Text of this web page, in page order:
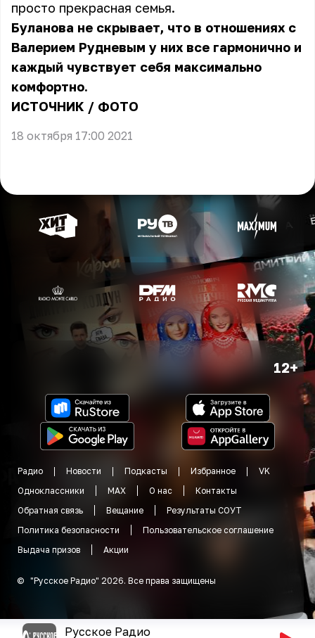
просто прекрасная семья.
Буланова не скрывает, что в отношениях с
Валерием Рудневым у них все гармонично и
каждый чувствует себя максимально
комфортно.
ИСТОЧНИК / ФОТО
18 октября 17:00 2021
12+
Радио Новости Подкасты Избранное
VK
Одноклассники
MAX О нас
Контакты
Обратная связь
Вещание
Результаты СОУТ
Политика безопасности
Пользовательское соглашение
Выдача призов
Акции
© "Русское Радио" 2026. Все права защищены
Русское Радио